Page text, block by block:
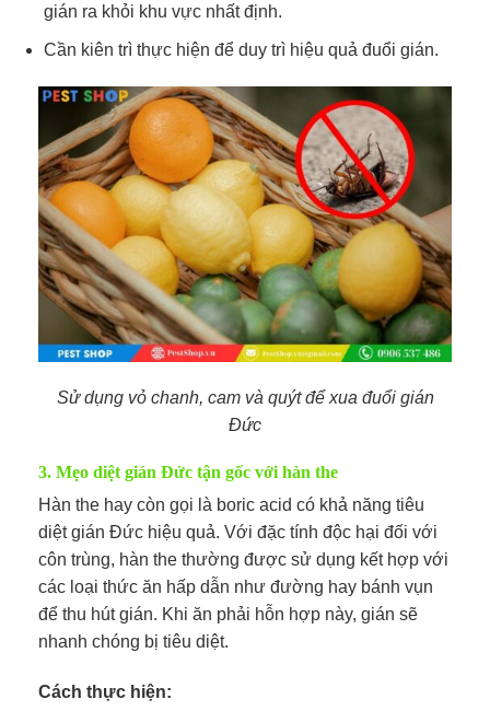
gián ra khỏi khu vực nhất định.
Cần kiên trì thực hiện để duy trì hiệu quả đuổi gián.
Sử dụng vỏ chanh, cam và quýt để xua đuổi gián
Đức
3. Mẹo diệt gián Đức tận gốc với hàn the
Hàn the hay còn gọi là boric acid có khả năng tiêu
diệt gián Đức hiệu quả. Với đặc tính độc hại đối với
côn trùng, hàn the thường được sử dụng kết hợp với
các loại thức ăn hấp dẫn như đường hay bánh vụn
để thu hút gián. Khi ăn phải hỗn hợp này, gián sẽ
nhanh chóng bị tiêu diệt.
Cách thực hiện: